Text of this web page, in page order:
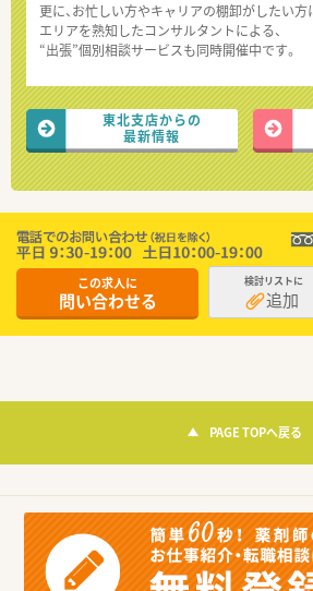
更に、お忙しい方やキャリアの棚卸がしたい方
エリアを熟知したコンサルタントによる、
“出張”個別相談サービスも同時開催中です。
東北支店からの
最新情報
この求人に
問い合わせる
検討リストに
追加
PAGE TOPへ戻る